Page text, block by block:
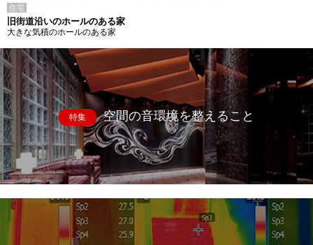
住宅
旧街道沿いのホールのある家
大きな気積のホールのある家
特集 空間の音環境を整えること